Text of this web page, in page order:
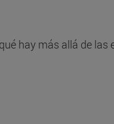
hay más allá de las